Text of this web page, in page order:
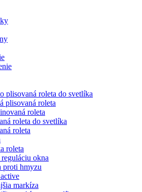
plisovaná roleta do svetlíka
plisovaná roleta
roleta
roleta do svetlíka
roleta
roleta
reguláciu okna
proti hmyzu
markíza